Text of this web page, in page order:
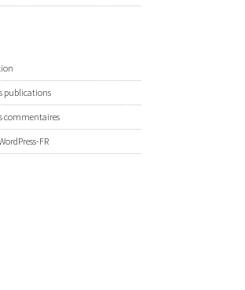
publications
commentaires
FR